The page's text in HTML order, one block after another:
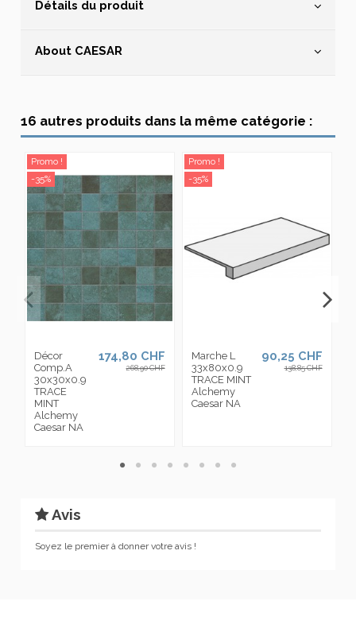
Détails du produit
About CAESAR
16 autres produits dans la même catégorie :
Promo !
-35%
Décor
Comp.A
30x30x0.9
TRACE
MINT
Alchemy
Caesar NA
174,80 CHF
268,90 CHF
Promo !
-35%
Marche L
33x80x0.9
TRACE MINT
Alchemy
Caesar NA
90,25 CHF
138,85 CHF
Avis
Soyez le premier à donner votre avis !